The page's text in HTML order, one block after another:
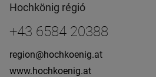
Hochkönig régió
+43 6584 20388
region@hochkoenig.at
www.hochkoenig.at